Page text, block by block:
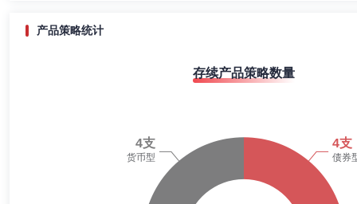
9.11%
3.60%
22.40%
产品策略统计
存续产品策略数量